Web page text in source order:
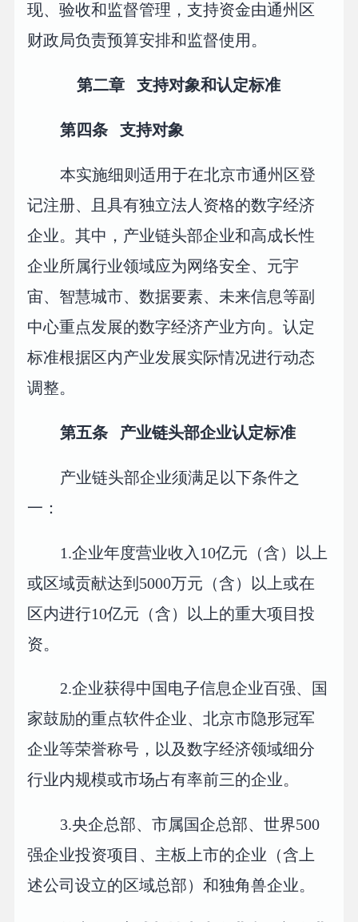
现、验收和监督管理，支持资金由通州区
财政局负责预算安排和监督使用。
第二章 支持对象和认定标准
第四条 支持对象
本实施细则适用于在北京市通州区登
记注册、且具有独立法人资格的数字经济
企业。其中，产业链头部企业和高成长性
企业所属行业领域应为网络安全、元宇
宙、智慧城市、数据要素、未来信息等副
中心重点发展的数字经济产业方向。认定
标准根据区内产业发展实际情况进行动态
调整。
第五条 产业链头部企业认定标准
产业链头部企业须满足以下条件之
一：
1.企业年度营业收入10亿元（含）以上
或区域贡献达到5000万元（含）以上或在
区内进行10亿元（含）以上的重大项目投
资。
2.企业获得中国电子信息企业百强、国
家鼓励的重点软件企业、北京市隐形冠军
企业等荣誉称号，以及数字经济领域细分
行业内规模或市场占有率前三的企业。
3.央企总部、市属国企总部、世界500
强企业投资项目、主板上市的企业（含上
述公司设立的区域总部）和独角兽企业。